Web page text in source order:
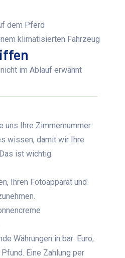
dem Pferd
klimatisierten Fahrzeug
im Ablauf erwähnt
uns Ihre Zimmernummer
wissen, damit wir Ihre
ist wichtig.
Ihren Fotoapparat und
Währungen in bar: Euro,
Eine Zahlung per